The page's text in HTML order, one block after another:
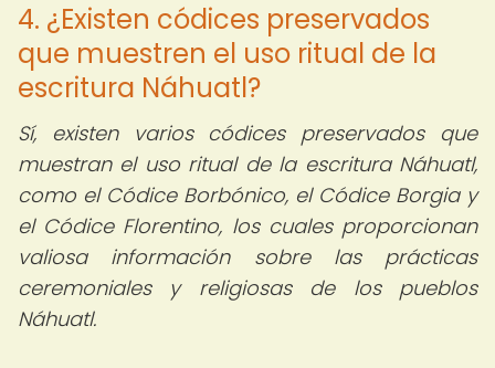
4. ¿Existen códices preservados
que muestren el uso ritual de la
escritura Náhuatl?
Sí, existen varios códices preservados que
muestran el uso ritual de la escritura Náhuatl,
como el Códice Borbónico, el Códice Borgia y
el Códice Florentino, los cuales proporcionan
valiosa información sobre las prácticas
ceremoniales y religiosas de los pueblos
Náhuatl.